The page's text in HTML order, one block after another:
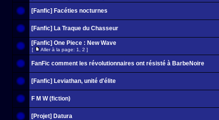
[Fanfic] Facéties nocturnes
[Fanfic] La Traque du Chasseur
[Fanfic] One Piece : New Wave
[ Aller à la page: 1 2 ]
FanFic comment les révolutionnaires ont résisté à BarbeNoire
[Fanfic] Leviathan, unité d'élite
F M W (fiction)
[Projet] Datura